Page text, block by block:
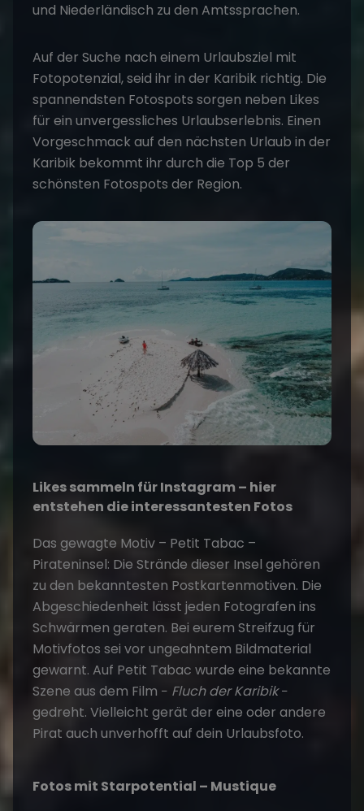
und Niederländisch zu den Amtssprachen.
Auf der Suche nach einem Urlaubsziel mit
Fotopotenzial, seid ihr in der Karibik richtig. Die
spannendsten Fotospots sorgen neben Likes
für ein unvergessliches Urlaubserlebnis. Einen
Vorgeschmack auf den nächsten Urlaub in der
Karibik bekommt ihr durch die Top 5 der
schönsten Fotospots der Region.
Likes sammeln für Instagram – hier
entstehen die interessantesten Fotos
Das gewagte Motiv – Petit Tabac –
Pirateninsel: Die Strände dieser Insel gehören
zu den bekanntesten Postkartenmotiven. Die
Abgeschiedenheit lässt jeden Fotografen ins
Schwärmen geraten. Bei eurem Streifzug für
Motivfotos sei vor ungeahntem Bildmaterial
gewarnt. Auf Petit Tabac wurde eine bekannte
Szene aus dem Film − Fluch der Karibik−
gedreht. Vielleicht gerät der eine oder andere
Pirat auch unverhofft auf dein Urlaubsfoto.
Fotos mit Starpotential – Mustique